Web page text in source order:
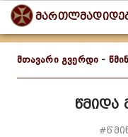
მთავარი გვერდი -
წმიდა